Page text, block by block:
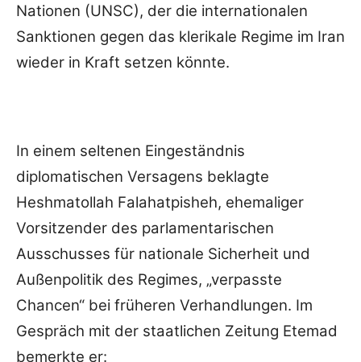
Nationen (UNSC), der die internationalen
Sanktionen gegen das klerikale Regime im Iran
wieder in Kraft setzen könnte.
In einem seltenen Eingeständnis
diplomatischen Versagens beklagte
Heshmatollah Falahatpisheh, ehemaliger
Vorsitzender des parlamentarischen
Ausschusses für nationale Sicherheit und
Außenpolitik des Regimes, „verpasste
Chancen“ bei früheren Verhandlungen. Im
Gespräch mit der staatlichen Zeitung Etemad
bemerkte er: